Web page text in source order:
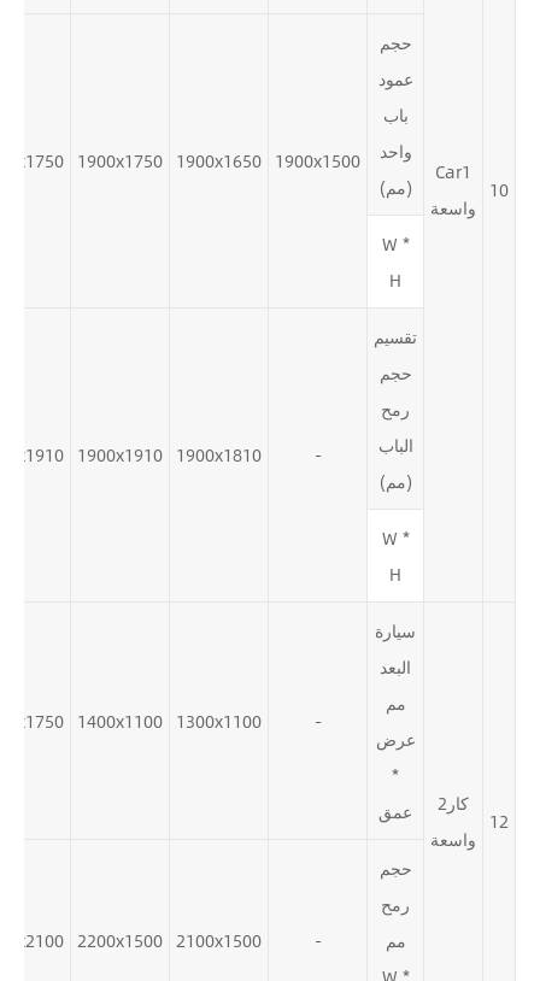
10
Car1
واسعة
حجم
عمود
باب
واحد
(مم)
1900x1500
1900x1650
1900x1750
W *
H
تقسيم
حجم
رمح
الباب
(مم)
-
1900x1810
1900x1910
W *
H
12
كار2
واسعة
سيارة
البعد
مم
عرض
*
عمق
-
1300x1100
1400x1100
حجم
رمح
مم
-
2100x1500
2200x1500